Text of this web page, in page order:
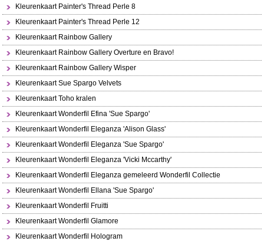
Kleurenkaart Painter's Thread Perle 8
Kleurenkaart Painter's Thread Perle 12
Kleurenkaart Rainbow Gallery
Kleurenkaart Rainbow Gallery Overture en Bravo!
Kleurenkaart Rainbow Gallery Wisper
Kleurenkaart Sue Spargo Velvets
Kleurenkaart Toho kralen
Kleurenkaart Wonderfil Efina 'Sue Spargo'
Kleurenkaart Wonderfil Eleganza 'Alison Glass'
Kleurenkaart Wonderfil Eleganza 'Sue Spargo'
Kleurenkaart Wonderfil Eleganza 'Vicki Mccarthy'
Kleurenkaart Wonderfil Eleganza gemeleerd Wonderfil Collectie
Kleurenkaart Wonderfil Ellana 'Sue Spargo'
Kleurenkaart Wonderfil Fruitti
Kleurenkaart Wonderfil Glamore
Kleurenkaart Wonderfil Hologram